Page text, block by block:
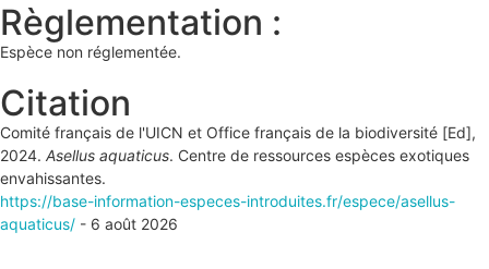
Règlementation :
Espèce non réglementée.
Citation
Comité français de l'UICN et Office français de la biodiversité [Ed],
2024. Asellus aquaticus. Centre de ressources espèces exotiques
envahissantes.
https://base-information-especes-introduites.fr/espece/asellus-
aquaticus/ - 6 août 2026